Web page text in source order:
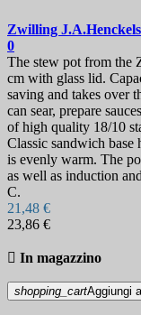
Zwilling
0
The stew pot from the
cm with glass lid.
saving and takes over
can sear, prepare
of high quality 18/10
Classic sandwich base
is evenly warm. The
as well as induction
C.
21,48 €
23,86 €
 In magazzino
shopping_cartAggiungi